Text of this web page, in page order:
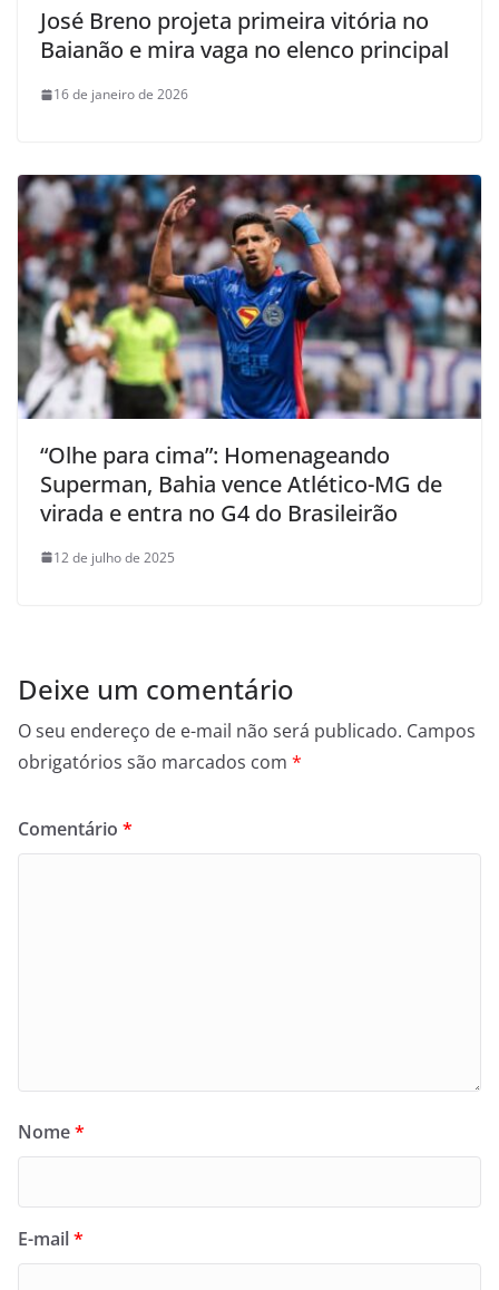
José Breno projeta primeira vitória no
Baianão e mira vaga no elenco principal
16 de janeiro de 2026
“Olhe para cima”: Homenageando
Superman, Bahia vence Atlético-MG de
virada e entra no G4 do Brasileirão
12 de julho de 2025
Deixe um comentário
O seu endereço de e-mail não será publicado. Campos
obrigatórios são marcados com *
Comentário *
Nome*
E-mail*